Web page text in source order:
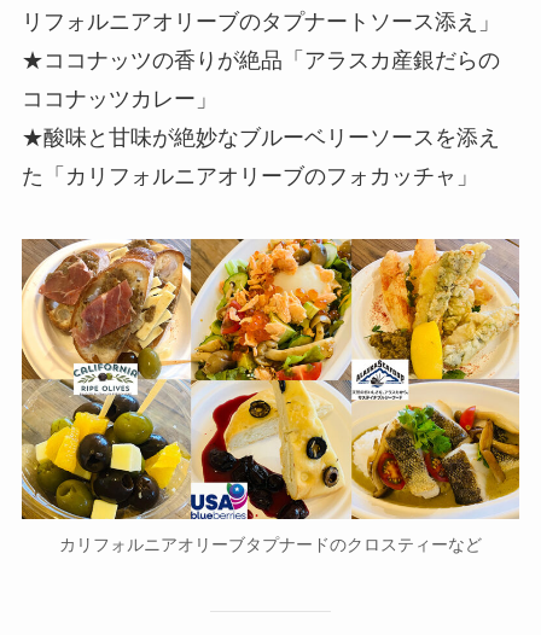
リフォルニアオリーブのタプナートソース添え」
★ココナッツの香りが絶品「アラスカ産銀だらの
ココナッツカレー」
★酸味と甘味が絶妙なブルーベリーソースを添え
た「カリフォルニアオリーブのフォカッチャ」
カリフォルニアオリーブタプナードのクロスティーなど